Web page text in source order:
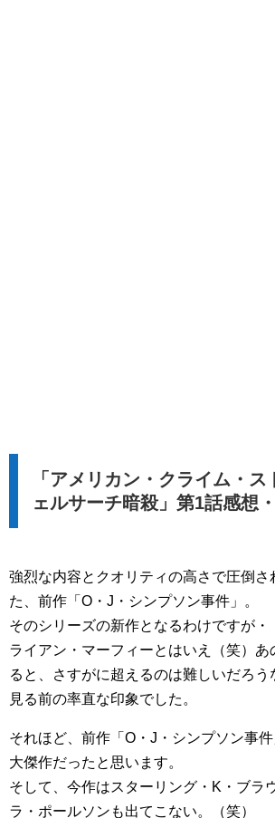
「アメリカン・クライム・
ェルサーチ暗殺」第1話感想
強烈な内容とクオリティの高さで圧倒さ
た、前作「O・J・シンプソン事件」。
そのシリーズの新作となるわけですが・
ライアン・マーフィーとはいえ（笑）あ
ると、さすがに超えるのは難しいだろう
見る前の率直な印象でした。
それほど、前作「O・J・シンプソン事
大傑作だったと思います。
そして、今作はスターリング・K・ブラ
ラ・ポールソンも出てこない。（笑）